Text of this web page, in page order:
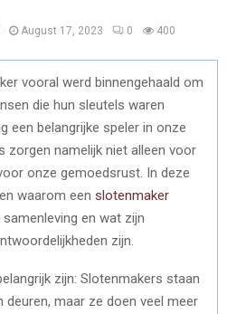
August 17, 2023 0 400
vooral werd binnengehaald om
die hun sleutels waren
een belangrijke speler in onze
zorgen namelijk niet alleen voor
onze gemoedsrust. In deze
waarom een slotenmaker
en wat zijn
zijn.
zijn: Slotenmakers staan
deuren, maar ze doen veel meer